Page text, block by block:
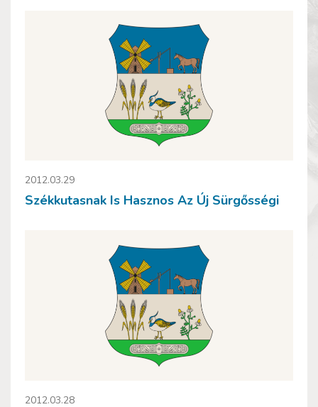
2012.03.29
Székkutasnak Is Hasznos Az Új Sürgősségi
2012.03.28